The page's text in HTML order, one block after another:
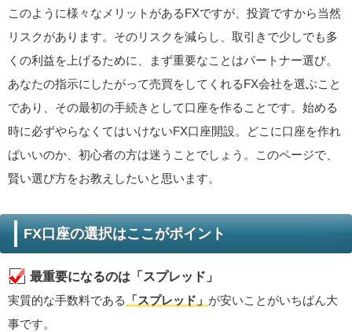
このように様々なメリットがあるFXですが、投資ですから当然
リスクがあります。そのリスクを減らし、取引きで少しでも多
くの利益を上げるために、まず重要なことはパートナー選び。
あなたの指示にしたがって売買をしてくれるFX会社を選ぶこと
であり、その最初の手続きとして口座を作ることです。始める
時に必ずやらなくてはいけないFX口座開設。どこに口座を作れ
ばいいのか、初心者の方は迷うことでしょう。このページで、
賢い選び方をお教えしたいと思います。
FX口座の選択はここがポイント
最重要になるのは「スプレッド」
実質的な手数料である
「スプレッド」 が安いことがいちばん大
事です。